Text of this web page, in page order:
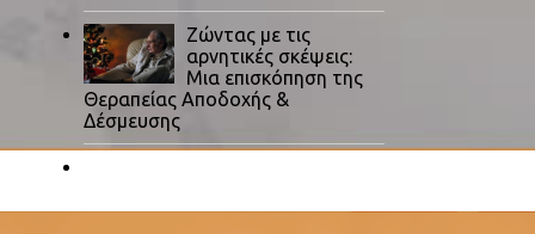
Ζώντας με τις
αρνητικές σκέψεις:
Μια επισκόπηση της
Θεραπείας Αποδοχής &
Δέσμευσης